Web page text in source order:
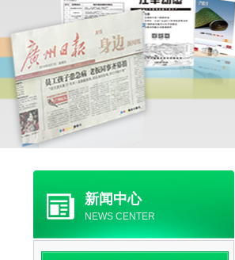
新闻中心
NEWS CENTER
聚肽海参松茸饮隆重举行新品上市发布